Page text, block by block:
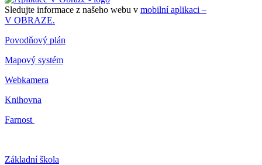
Sledujte informace z našeho webu v mobilní aplikaci –
V OBRAZE.
Povodňový plán
Mapový systém
Webkamera
Knihovna
Farnost
Základní škola